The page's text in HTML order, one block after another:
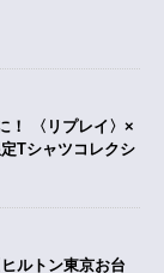
！ 〈リプレイ〉×
Tシャツコレクシ
ルトン東京お台